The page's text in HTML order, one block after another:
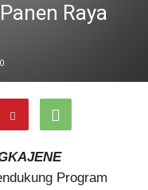
Raya
0
Program